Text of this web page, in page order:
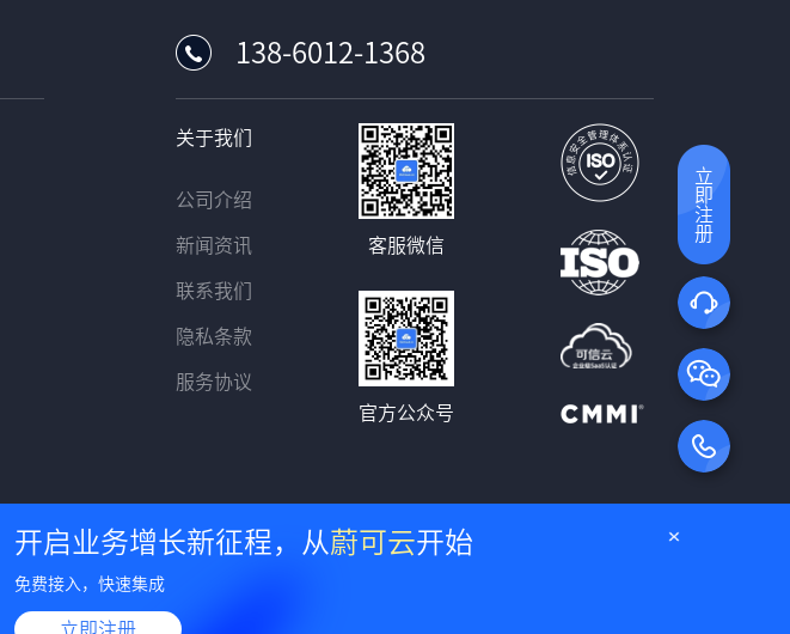
立即注册
开启业务增长新征程，从蔚可云开始
免费接入，快速集成
立即注册
138-6012-1368
关于我们
公司介绍
新闻资讯
联系我们
隐私条款
服务协议
客服微信
官方公众号
号闽ICP备2021005368号